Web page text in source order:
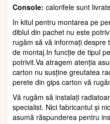
Console: calorifele sunt
In kitul pentru montarea pe
diblul din pachet nu este
rugăm să vă informați despre
de montaj.In funcție de tipul
potrivit.Va atragem atenția
carton nu susține greutatea
perete din gips carton vă
Vă rugăm să instalați
specialist. Nici fabricantul și
asumă răspunderea pentru